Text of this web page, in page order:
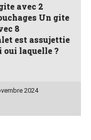
avec 2
Un gite
8
est assujettie
oui laquelle ?
2024